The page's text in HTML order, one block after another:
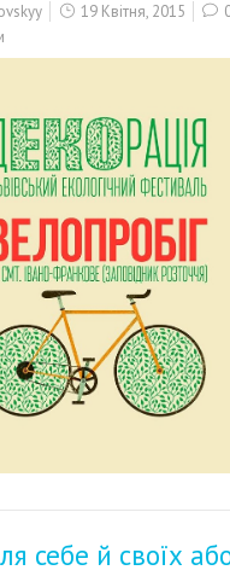
19 Квітня, 2015
себе й своїх